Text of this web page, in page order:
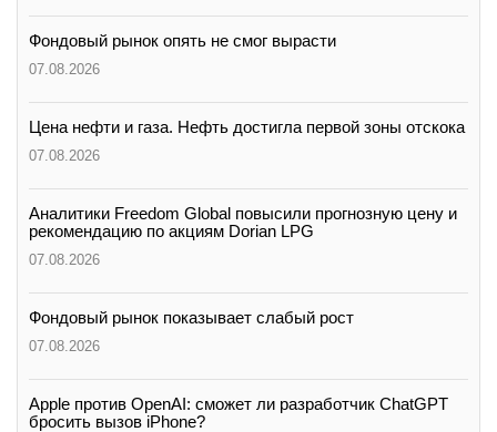
Фондовый рынок опять не смог вырасти
07.08.2026
Цена нефти и газа. Нефть достигла первой зоны отскока
07.08.2026
Аналитики Freedom Global повысили прогнозную цену и
рекомендацию по акциям Dorian LPG
07.08.2026
Фондовый рынок показывает слабый рост
07.08.2026
Apple против OpenAI: сможет ли разработчик ChatGPT
бросить вызов iPhone?